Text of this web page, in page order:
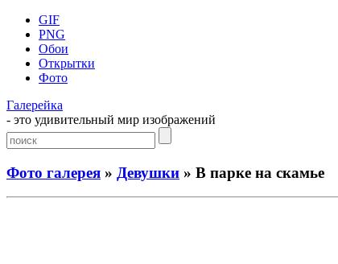
GIF
PNG
Обои
Открытки
Фото
Галерейка
- это удивительный мир изображений
Фото галерея » Девушки » В парке на скамье